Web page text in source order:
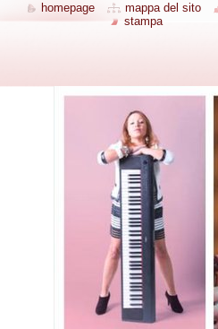
homepage mappa del sito
stampa